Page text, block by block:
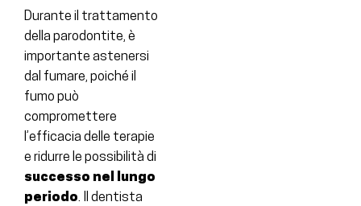
Durante il trattamento
della parodontite, è
importante astenersi
dal fumare, poiché il
fumo può
compromettere
l’efficacia delle terapie
e ridurre le possibilità di
successo nel lungo
periodo. Il dentista